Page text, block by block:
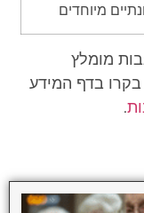
מיוחדים
מומלץ
בקרו בדף המידע
.